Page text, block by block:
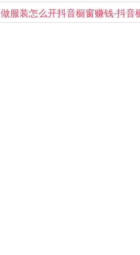
做服装怎么开抖音橱窗赚钱-抖音